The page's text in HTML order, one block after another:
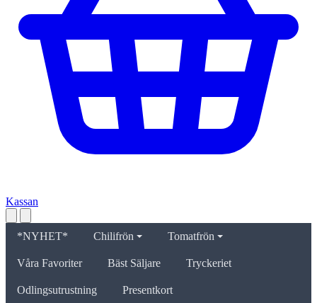
Kassan
*NYHET* Chilifrön Tomatfrön
Våra Favoriter Bäst Säljare Tryckeriet
Odlingsutrustning Presentkort